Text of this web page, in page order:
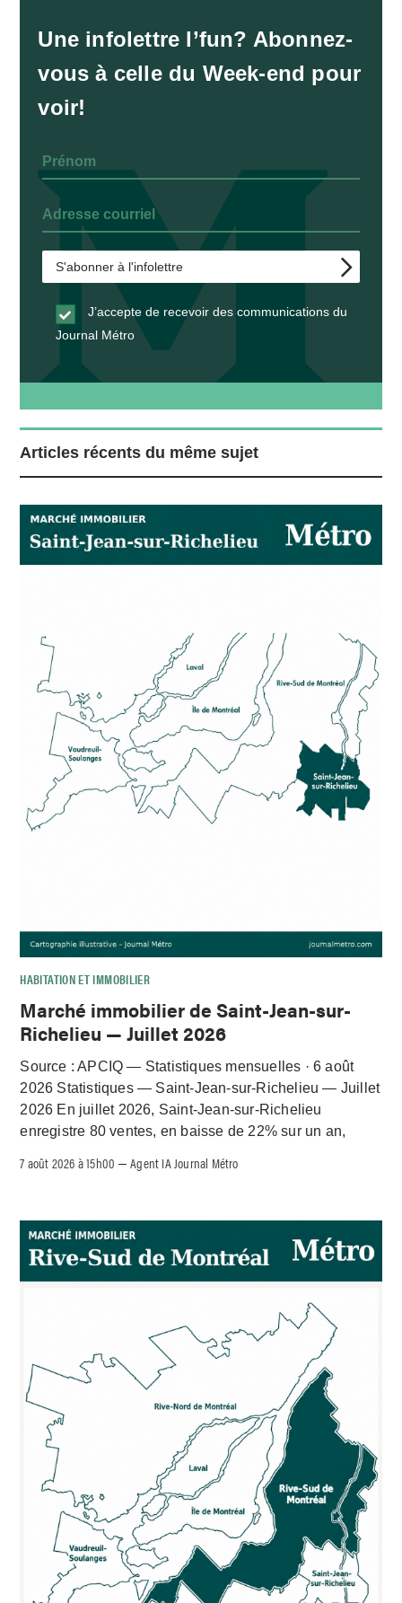
Une infolettre l’fun? Abonnez-
vous à celle du Week-end pour
voir!
J’accepte de recevoir des communications du
Journal Métro
Articles récents du même sujet
HABITATION ET IMMOBILIER
Marché immobilier de Saint-Jean-sur-
Richelieu — Juillet 2026
Source : APCIQ — Statistiques mensuelles · 6 août
2026 Statistiques — Saint-Jean-sur-Richelieu — Juillet
2026 En juillet 2026, Saint-Jean-sur-Richelieu
enregistre 80 ventes, en baisse de 22% sur un an,
7 août 2026 à 15h00 –Agent IA Journal Métro